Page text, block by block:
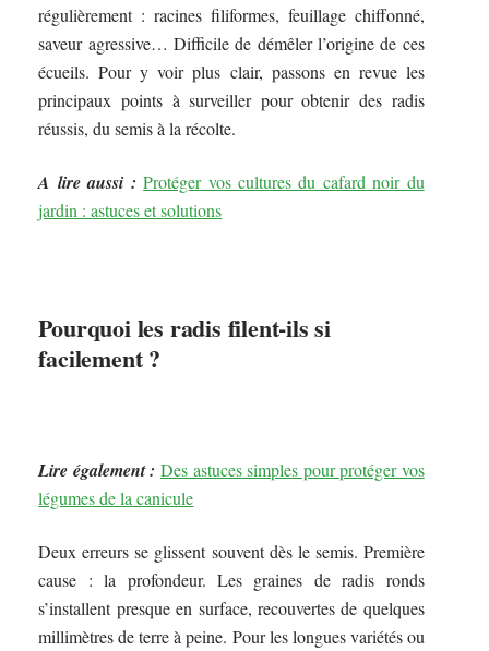
régulièrement : racines filiformes, feuillage chiffonné,
saveur agressive… Difficile de démêler l’origine de ces
écueils. Pour y voir plus clair, passons en revue les
principaux points à surveiller pour obtenir des radis
réussis, du semis à la récolte.
A lire aussi : Protéger vos cultures du cafard noir du
jardin : astuces et solutions
Pourquoi les radis filent-ils si
facilement ?
Lire également : Des astuces simples pour protéger vos
légumes de la canicule
Deux erreurs se glissent souvent dès le semis. Première
cause : la profondeur. Les graines de radis ronds
s’installent presque en surface, recouvertes de quelques
millimètres de terre à peine. Pour les longues variétés ou